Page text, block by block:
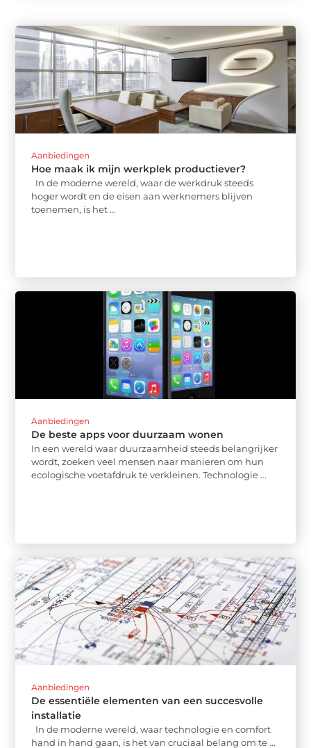
Aanbiedingen
Hoe maak ik mijn werkplek productiever?
In de moderne wereld, waar de werkdruk steeds
hoger wordt en de eisen aan werknemers blijven
toenemen, is het ...
Aanbiedingen
De beste apps voor duurzaam wonen
In een wereld waar duurzaamheid steeds belangrijker
wordt, zoeken veel mensen naar manieren om hun
ecologische voetafdruk te verkleinen. Technologie ...
Aanbiedingen
De essentiële elementen van een succesvolle
installatie
In de moderne wereld, waar technologie en comfort
hand in hand gaan, is het van cruciaal belang om te ...